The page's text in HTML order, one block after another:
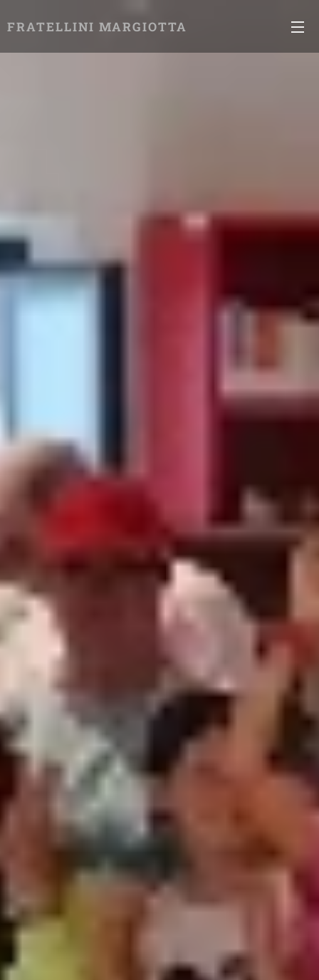
FRATELLINI MARGIOTTA